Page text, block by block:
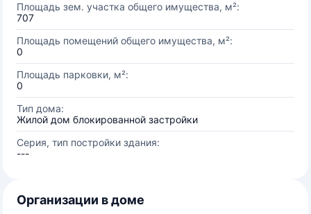
Площадь зем. участка общего имущества, м²:
707
Площадь помещений общего имущества, м²:
0
Площадь парковки, м²:
0
Тип дома:
Жилой дом блокированной застройки
Серия, тип постройки здания:
---
Организации в доме